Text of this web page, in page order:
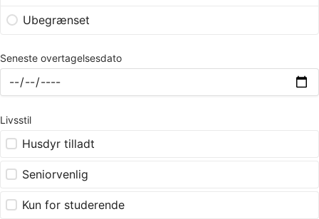
Ubegrænset
Seneste overtagelsesdato
Livsstil
Husdyr tilladt
Seniorvenlig
Kun for studerende